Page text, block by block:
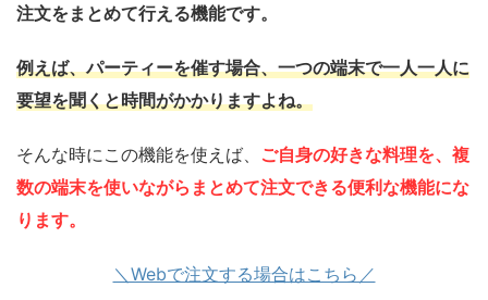
注文をまとめて行える機能です。
例えば、パーティーを催す場合、一つの端末で一人一人に
要望を聞くと時間がかかりますよね。
そんな時にこの機能を使えば、 ご自身の好きな料理を、複
数の端末を使いながらまとめて注文できる便利な機能にな
ります。
＼Webで注文する場合はこちら／